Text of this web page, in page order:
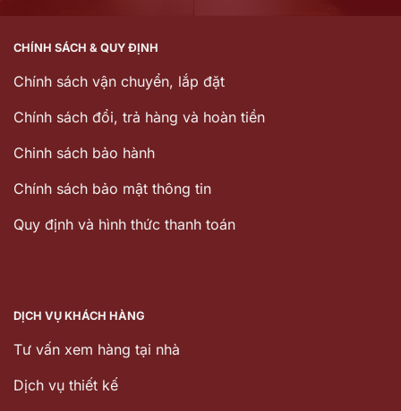
CHÍNH SÁCH & QUY ĐỊNH
Chính sách vận chuyển, lắp đặt
Chính sách đổi, trả hàng và hoàn tiền
Chinh sách bảo hành
Chính sách bảo mật thông tin
Quy định và hình thức thanh toán
DỊCH VỤ KHÁCH HÀNG
Tư vấn xem hàng tại nhà
Dịch vụ thiết kế